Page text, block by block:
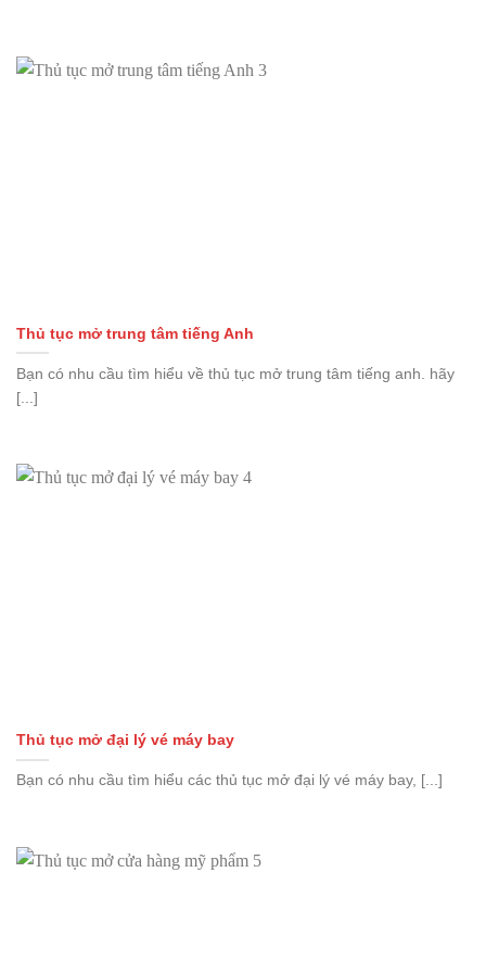
Thủ tục mở trung tâm tiếng Anh
Bạn có nhu cầu tìm hiểu về thủ tục mở trung tâm tiếng anh. hãy
[...]
Thủ tục mở đại lý vé máy bay
Bạn có nhu cầu tìm hiểu các thủ tục mở đại lý vé máy bay, [...]